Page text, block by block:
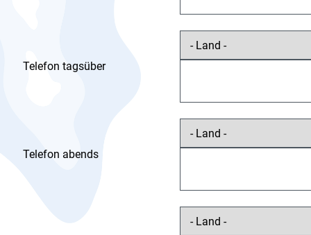
Telefon tagsüber
Telefon abends